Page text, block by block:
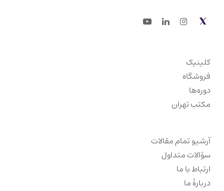
Twitter
Instagram
LinkedIn
Youtube
کلینیک
فروشگاه
دوره‌ها
مکتب تهران
آرشیو تمام مقالات
سؤالات متداول
ارتباط با ما
دربارهٔ ما